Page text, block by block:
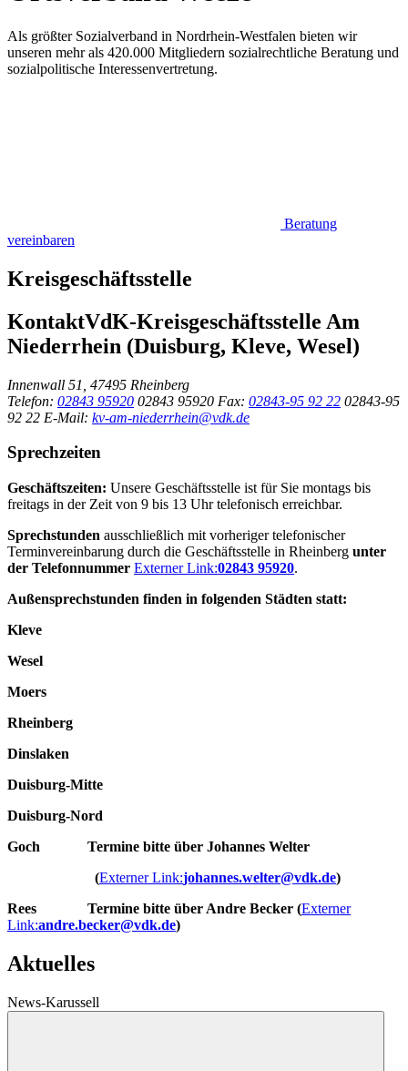
Als größter Sozialverband in Nordrhein-Westfalen bieten wir
unseren mehr als 420.000 Mitgliedern sozialrechtliche Beratung und
sozialpolitische Interessenvertretung.
Beratung
vereinbaren
Kreisgeschäftsstelle
KontaktVdK-Kreisgeschäftsstelle Am
Niederrhein (Duisburg, Kleve, Wesel)
Innenwall 51, 47495 Rheinberg
Telefon: 02843 95920 02843 95920 Fax: 02843-95 92 22 02843-95
92 22 E-Mail: kv-am-niederrhein@vdk.de
Sprechzeiten
Geschäftszeiten: Unsere Geschäftsstelle ist für Sie montags bis
freitags in der Zeit von 9 bis 13 Uhr telefonisch erreichbar.
Sprechstunden ausschließlich mit vorheriger telefonischer
Terminvereinbarung durch die Geschäftsstelle in Rheinberg unter
der Telefonnummer Externer Link:02843 95920.
Außensprechstunden finden in folgenden Städten statt:
Kleve
Wesel
Moers
Rheinberg
Dinslaken
Duisburg-Mitte
Duisburg-Nord
Goch Termine bitte über Johannes Welter
(Externer Link:johannes.welter@vdk.de)
Rees Termine bitte über Andre Becker (Externer
Link:andre.becker@vdk.de)
Aktuelles
News-Karussell